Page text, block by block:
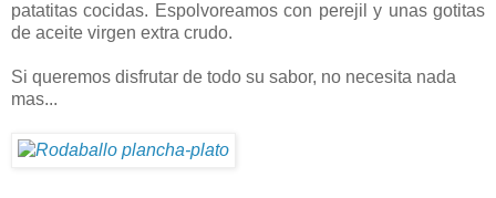
patatitas cocidas. Espolvoreamos con perejil y unas gotitas
de aceite virgen extra crudo.
Si queremos disfrutar de todo su sabor, no necesita nada
mas...